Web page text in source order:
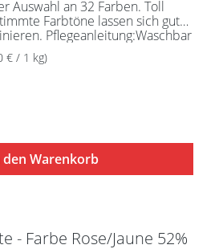
Auswahl an 32 Farben. Toll
Farbtöne lassen sich gut
Pflegeanleitung:Waschbar
/ Wolle(Wollschleudern /
€ / 1 kg)
den Warenkorb